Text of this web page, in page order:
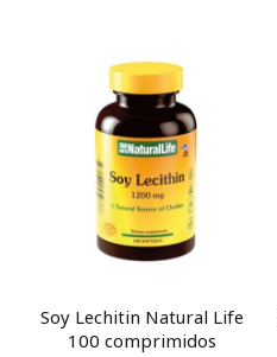
Soy Lechitin Natural Life
100 comprimidos